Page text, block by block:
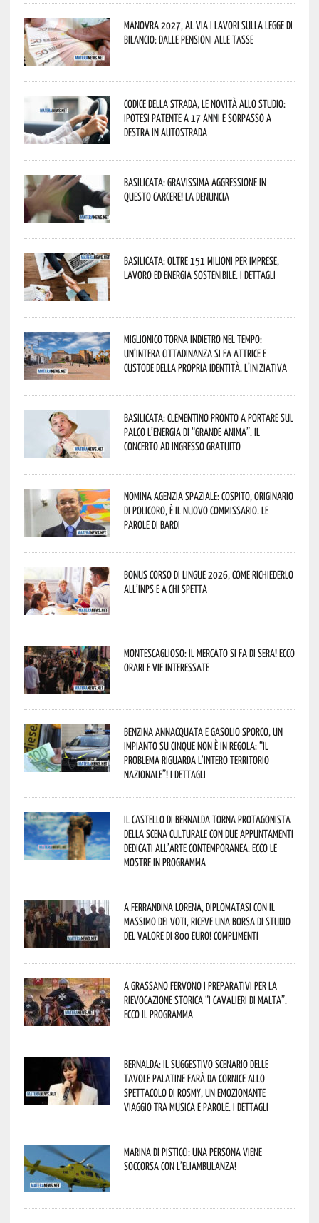
Manovra 2027, al via i lavori sulla Legge di
Bilancio: dalle pensioni alle tasse
Codice della strada, le novità allo studio:
ipotesi patente a 17 anni e sorpasso a
destra in autostrada
Basilicata: gravissima aggressione in
questo Carcere! La denuncia
Basilicata: oltre 151 milioni per imprese,
lavoro ed energia sostenibile. I dettagli
Miglionico torna indietro nel tempo:
un’intera cittadinanza si fa attrice e
custode della propria identità. L’iniziativa
Basilicata: Clementino pronto a portare sul
palco l’energia di “Grande Anima”. Il
concerto ad ingresso gratuito
Nomina Agenzia Spaziale: Cospito, originario
di Policoro, è il nuovo commissario. Le
parole di Bardi
Bonus corso di lingue 2026, come richiederlo
all’INPS e a chi spetta
Montescaglioso: il mercato si fa di sera! Ecco
orari e vie interessate
Benzina annacquata e gasolio sporco, un
impianto su cinque non è in regola: “il
problema riguarda l’intero territorio
Nazionale”! I dettagli
Il Castello di Bernalda torna protagonista
della scena culturale con due appuntamenti
dedicati all’arte contemporanea. Ecco le
mostre in programma
A Ferrandina Lorena, diplomatasi con il
massimo dei voti, riceve una borsa di studio
del valore di 800 euro! Complimenti
A Grassano fervono i preparativi per la
Rievocazione Storica “I CAVALIERI DI MALTA”.
Ecco il programma
Bernalda: il suggestivo scenario delle
Tavole Palatine farà da cornice allo
spettacolo di Rosmy, un emozionante
viaggio tra musica e parole. I dettagli
Marina di Pisticci: una persona viene
soccorsa con l’eliambulanza!